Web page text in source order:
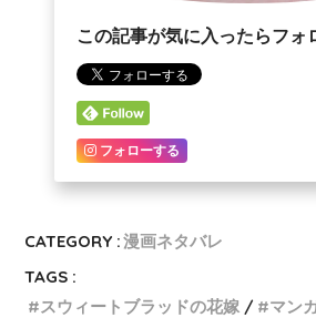
この記事が気に入ったらフォ
フォローする
CATEGORY :漫画ネタバレ
TAGS :
スウィートブラッドの花嫁
マン